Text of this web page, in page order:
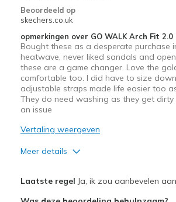
Special Occasions
View On Shoes Shoes are for
Beoordeeld op
skechers.co.uk
opmerkingen over GO WALK Arch Fit 2.0
Bought these as a desperate purchase
heatwave, never liked sandals and
these are a game changer. Love the
comfortable too. I did have to size
adjustable straps made life easier too
They do need washing as they get
an issue
Vertaling weergeven
Meer details
Laatste regel Ja, ik zou aanbevelen